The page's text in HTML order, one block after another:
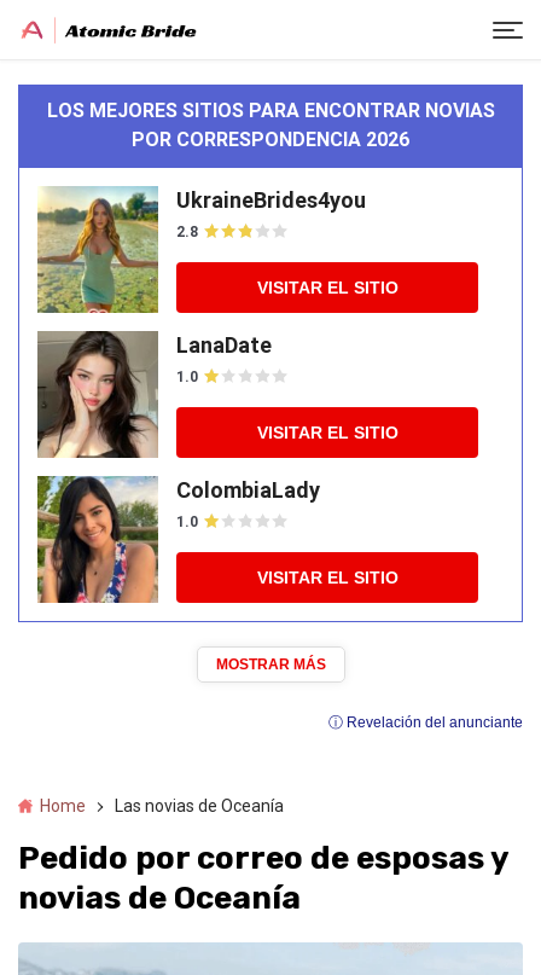
Home Las novias de Oceanía
Pedido por correo de esposas y
novias de Oceanía
LOS MEJORES SITIOS PARA ENCONTRAR NOVIAS
POR CORRESPONDENCIA 2026
UkraineBrides4you
2.8
VISITAR EL SITIO
LanaDate
1.0
VISITAR EL SITIO
ColombiaLady
1.0
VISITAR EL SITIO
MOSTRAR MÁS
ⓘ Revelación del anunciante